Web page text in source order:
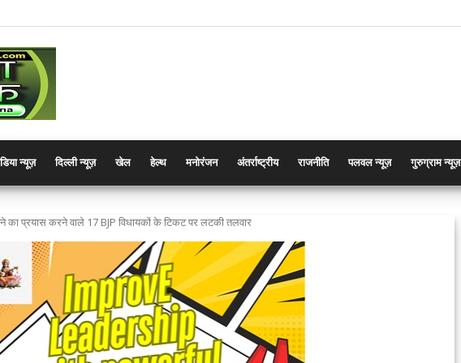
न्यूज़ दिल्ली न्यूज़ खेल हेल्थ मनोरंजन अंतर्राष्ट्रीय राजनीति पलवल न्यूज़ गुरुग्राम न्यूज़
का प्रयास करने वाले 17 BJP विधायकों के टिकट पर लटकी तलवार